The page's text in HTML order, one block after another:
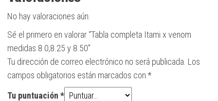
No hay valoraciones aún.
Sé el primero en valorar “Tabla completa Itami x venom
medidas 8.0,8.25 y 8.50”
Tu dirección de correo electrónico no será publicada. Los
campos obligatorios están marcados con *
Tu puntuación *